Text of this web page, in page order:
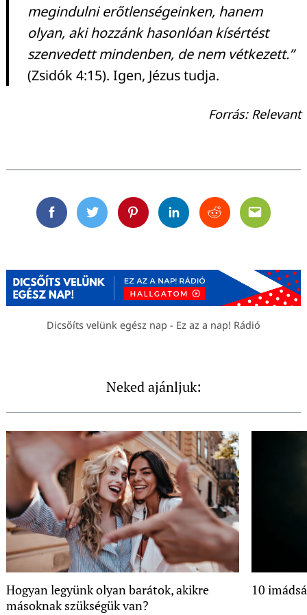
megindulni erőtlenségeinken, hanem
olyan, aki hozzánk hasonlóan kísértést
szenvedett mindenben, de nem vétkezett.”
(Zsidók 4:15). Igen, Jézus tudja.
Forrás: Relevant
FacebookTwitterPinterestLinkedinRedditEmail
Dicsőíts velünk egész nap - Ez az a nap! Rádió
Neked ajánljuk:
Hogyan legyünk olyan barátok, akikre
másoknak szükségük van?
10